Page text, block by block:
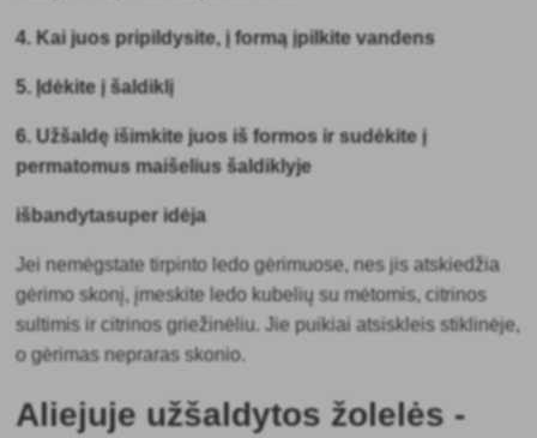
4. Kai juos pripildysite, į formą įpilkite vandens
5. Įdėkite į šaldiklį
6. Užšaldę išimkite juos iš formos ir sudėkite į
permatomus maišelius šaldiklyje
išbandytasuper idėja
Jei nemėgstate tirpinto ledo gėrimuose, nes jis atskiedžia
gėrimo skonį, įmeskite ledo kubelių su mėtomis, citrinos
sultimis ir citrinos griežinėliu. Jie puikiai atsiskleis stiklinėje,
o gėrimas nepraras skonio.
Aliejuje užšaldytos žolelės -